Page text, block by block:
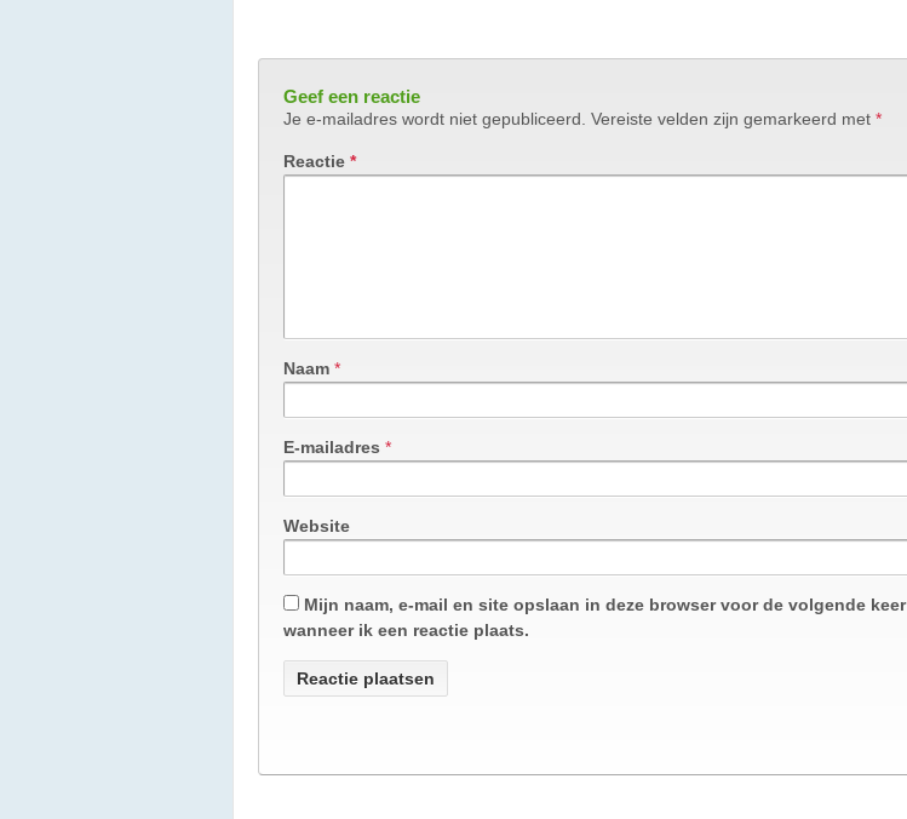
Geef een reactie
Je e-mailadres wordt niet gepubliceerd. Vereiste velden zijn gemarkeerd met *
Reactie *
Naam *
E-mailadres *
Website
Mijn naam, e-mail en site opslaan in deze browser voor de volgende keer
wanneer ik een reactie plaats.